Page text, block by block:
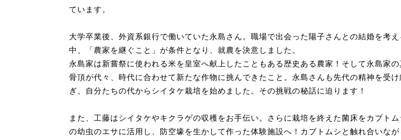
ています。
大学卒業後、外資系銀行で働いていた永島さん。職場で出会った陽子さんとの結婚を考え
中、「農家を継ぐこと」が条件となり、就農を決意しました。
永島家は新嘗祭に使われる米を皇室へ献上したこともある歴史ある農家！そして永島家の
骨頂が代々、時代に合わせて新たな作物に挑んできたこと。永島さんも先代の精神を受け
ぎ、自分たちの代からシイタケ栽培を始めました。その挑戦の秘話に迫ります！
また、工藤はシイタケやキクラゲの収穫をお手伝い。さらに栽培を終えた菌床をカブトム
の幼虫のエサに活用し、防空壕を生かして作った体験施設へ！カブトムシと触れ合いなが